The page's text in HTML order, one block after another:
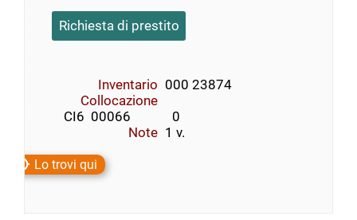
Richiesta di prestito
Inventario 000 23874
Collocazione
        CI6  00066             0
Note 1 v.
Lo trovi qui